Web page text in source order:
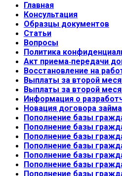
Главная
Консультация
Образцы документов
Статьи
Вопросы
Политика
Акт приема-передачи
Восстановление на
Выплаты за второй
Выплаты за второй
Информация о
Новация договора займа
Пополнение базы
Пополнение базы
Пополнение базы
Пополнение базы
Пополнение базы
Пополнение базы
Пополнение базы